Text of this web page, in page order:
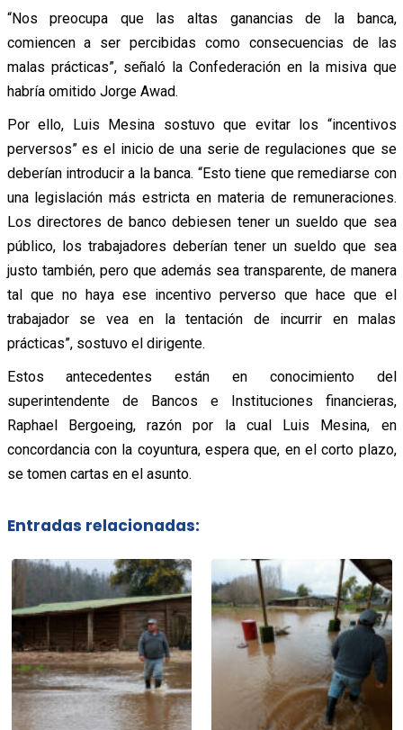
“Nos preocupa que las altas ganancias de la banca,
comiencen a ser percibidas como consecuencias de las
malas prácticas”, señaló la Confederación en la misiva que
habría omitido Jorge Awad.
Por ello, Luis Mesina sostuvo que evitar los “incentivos
perversos” es el inicio de una serie de regulaciones que se
deberían introducir a la banca. “Esto tiene que remediarse con
una legislación más estricta en materia de remuneraciones.
Los directores de banco debiesen tener un sueldo que sea
público, los trabajadores deberían tener un sueldo que sea
justo también, pero que además sea transparente, de manera
tal que no haya ese incentivo perverso que hace que el
trabajador se vea en la tentación de incurrir en malas
prácticas”, sostuvo el dirigente.
Estos antecedentes están en conocimiento del
superintendente de Bancos e Instituciones financieras,
Raphael Bergoeing, razón por la cual Luis Mesina, en
concordancia con la coyuntura, espera que, en el corto plazo,
se tomen cartas en el asunto.
Entradas relacionadas: